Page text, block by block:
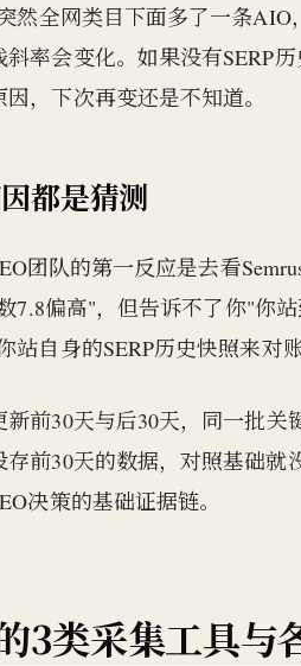
然全网类目下面多了一条
率会变化。如果没有SERP
，下次再变还是不知道。
都是猜测
团队的第一反应是去看
7.8偏高"，但告诉不了你"你
自身的SERP历史快照来对账
前30天与后30天，同一批关
前30天的数据，对照基础就
决策的基础证据链。
3类采集工具与